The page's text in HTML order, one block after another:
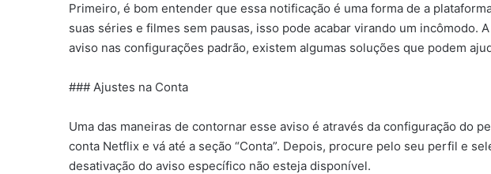
Primeiro, é bom entender que essa notificação é uma forma de a
suas séries e filmes sem pausas, isso pode acabar virando um incômodo.
aviso nas configurações padrão, existem algumas soluções que podem
### Ajustes na Conta
Uma das maneiras de contornar esse aviso é através da configuração do
conta Netflix e vá até a seção “Conta”. Depois, procure pelo seu perfil e
desativação do aviso específico não esteja disponível.